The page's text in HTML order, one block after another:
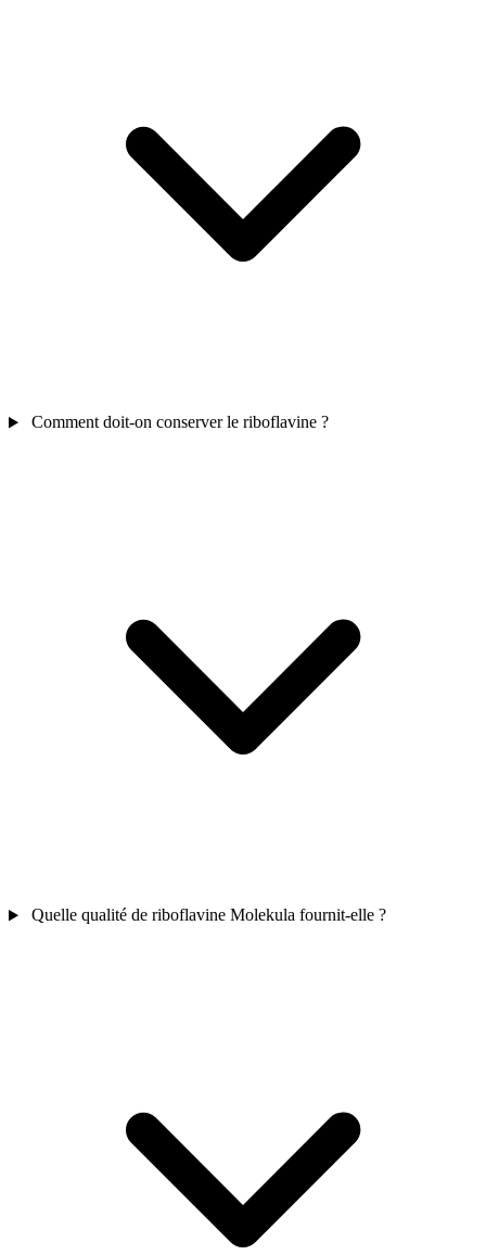
Comment doit-on conserver le riboflavine ?
Quelle qualité de riboflavine Molekula fournit-elle ?